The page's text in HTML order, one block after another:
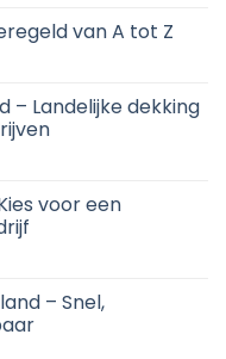
van A tot Z
– Landelijke dekking
voor een
– Snel,